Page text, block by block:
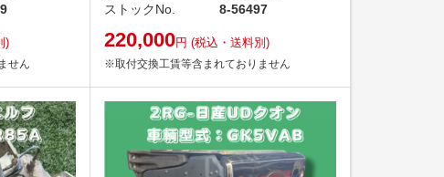
)
せん
ストックNo.
8-56497
220,000円 (税込・送料別)
※取付交換工賃等含まれておりません